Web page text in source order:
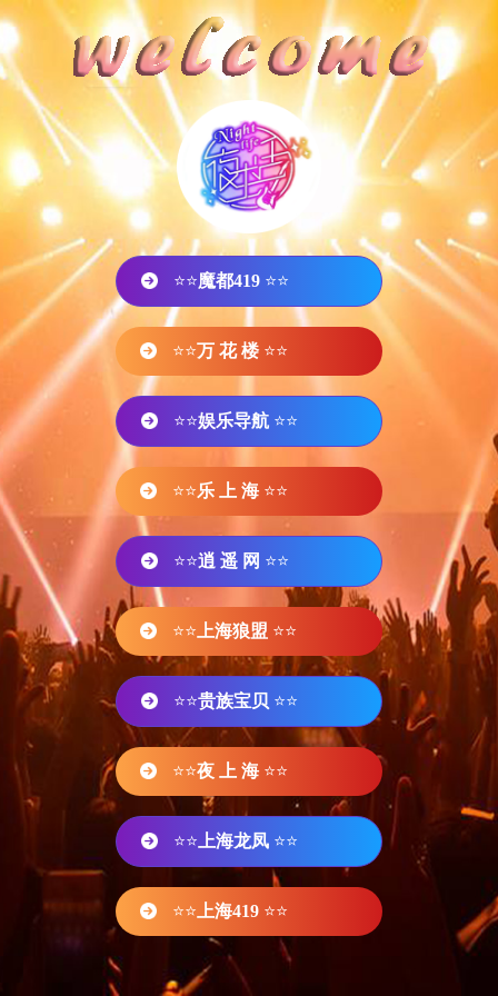
⭐⭐魔都419 ⭐⭐
⭐⭐万 花 楼 ⭐⭐
⭐⭐娱乐导航 ⭐⭐
⭐⭐乐 上 海 ⭐⭐
⭐⭐逍 遥 网 ⭐⭐
⭐⭐ 上海狼盟 ⭐⭐
⭐⭐贵族宝贝 ⭐⭐
⭐⭐夜 上 海 ⭐⭐
⭐⭐ 上海龙凤 ⭐⭐
⭐⭐ 上海419 ⭐⭐